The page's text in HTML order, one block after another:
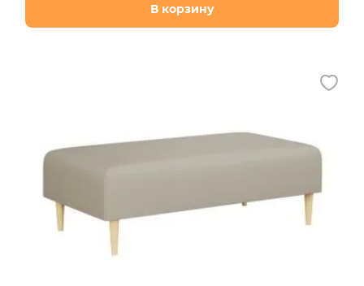
В корзину